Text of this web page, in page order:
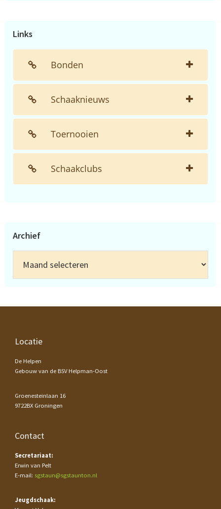
Links
Bonden
Schaaknieuws
Toernooien
Schaakclubs
Archief
Footer
Locatie
De Helpen
Gebouw van de BSV Helpman-Oost
Groenesteinlaan 16
9722BX Groningen
Contact
Secretariaat:
Erwin van Pelt
E-mail: sgstaun@sgstaunton.nl
Jeugdschaak: